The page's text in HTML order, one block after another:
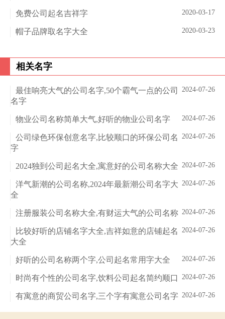
2020-03-17
免费公司起名吉祥字
2020-03-23
帽子品牌取名字大全
相关名字
2024-07-26
最佳响亮大气的公司名字,50个霸气一点的公司
名字
2024-07-26
物业公司名称简单大气,好听的物业公司名字
2024-07-26
公司绿色环保创意名字,比较顺口的环保公司名
字
2024-07-26
2024独到公司起名大全,寓意好的公司名称大全
2024-07-26
洋气新潮的公司名称,2024年最新潮公司名字大
全
2024-07-26
注册服装公司名称大全,有财运大气的公司名称
2024-07-26
比较好听的店铺名字大全,吉祥如意的店铺起名
大全
2024-07-26
好听的公司名称两个字,公司起名常用字大全
2024-07-26
时尚有个性的公司名字,饮料公司起名简约顺口
2024-07-26
有寓意的商贸公司名字,三个字有寓意公司名字